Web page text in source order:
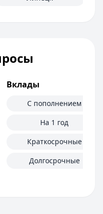
Вклады
С пополнением
На 1 год
Краткосрочные
Долгосрочные